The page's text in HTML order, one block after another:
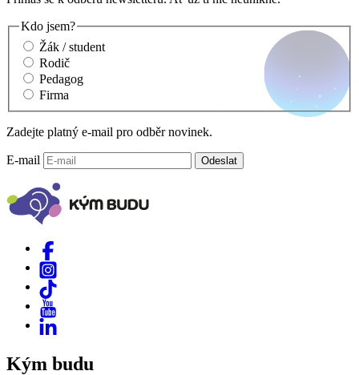
Kdo jsem?
Žák / student
Rodič
Pedagog
Firma
Zadejte platný e-mail pro odběr novinek.
E-mail Odeslat
Kým budu